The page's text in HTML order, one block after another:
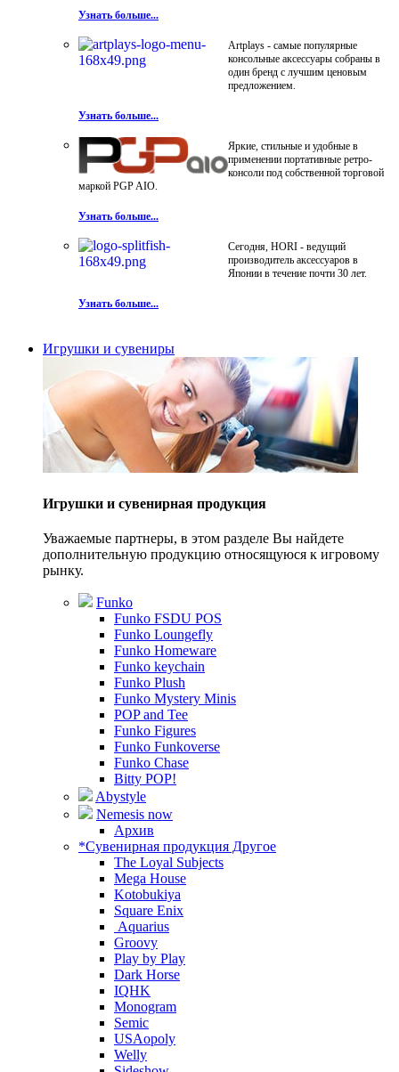
Узнать больше...
Artplays - самые популярные
консольные аксессуары собраны в
один бренд с лучшим ценовым
предложением.
Узнать больше...
Яркие, стильные и удобные в
применении портативные ретро-
консоли под собственной торговой
маркой PGP AIO.
Узнать больше...
Сегодня, HORI - ведущий
производитель аксессуаров в
Японии в течение почти 30 лет.
Узнать больше...
Игрушки и сувениры
Игрушки и сувенирная продукция
Уважаемые партнеры, в этом разделе Вы найдете
дополнительную продукцию относящуюся к игровому
рынку.
Funko
Funko FSDU POS
Funko Loungefly
Funko Homeware
Funko keychain
Funko Plush
Funko Mystery Minis
POP and Tee
Funko Figures
Funko Funkoverse
Funko Chase
Bitty POP!
Abystyle
Nemesis now
Архив
*Сувенирная продукция Другое
The Loyal Subjects
Mega House
Kotobukiya
Square Enix
Aquarius
Groovy
Play by Play
Dark Horse
IQHK
Monogram
Semic
USAopoly
Welly